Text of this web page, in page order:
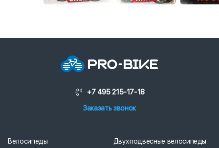
+7 495 215-17-18
Заказать звонок
Велосипеды Двухподвесные велосипеды